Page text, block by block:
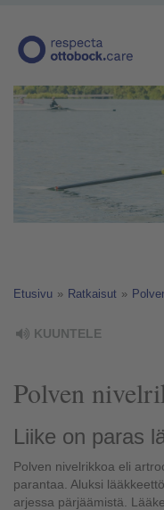
Etusivu » Ratkaisut »
KUUNTELE
Polven
Liike on paras
Polven nivelrikkoa eli
parantaa. Aluksi
arjessa pärjäämistä.